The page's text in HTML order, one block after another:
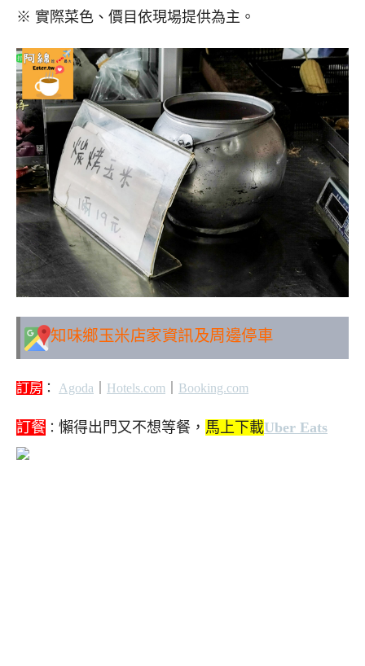
※ 實際菜色、價目依現場提供為主。
知味鄉玉米店家資訊及周邊停車
訂房 ： Agoda Hotels.com Booking.com
訂餐 ： 懶得出門又不想等餐， 馬上下載Uber Eats